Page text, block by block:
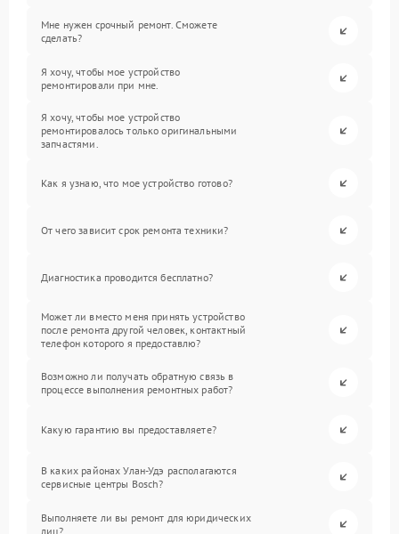
Мне нужен срочный ремонт. Сможете
сделать?
Я хочу, чтобы мое устройство
ремонтировали при мне.
Я хочу, чтобы мое устройство
ремонтировалось только оригинальными
запчастями.
Как я узнаю, что мое устройство готово?
От чего зависит срок ремонта техники?
Диагностика проводится бесплатно?
Может ли вместо меня принять устройство
после ремонта другой человек, контактный
телефон которого я предоставлю?
Возможно ли получать обратную связь в
процессе выполнения ремонтных работ?
Какую гарантию вы предоставляете?
В каких районах Улан-Удэ располагаются
сервисные центры Bosch?
Выполняете ли вы ремонт для юридических
лиц?